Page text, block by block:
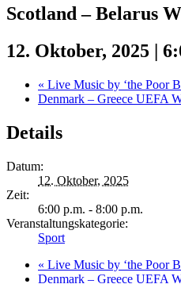
Scotland – Belarus
12. Oktober, 2025 |
« Live Music by ‘the Poor
Denmark – Greece UEFA
Details
Datum:
12. Oktober, 2025
Zeit:
6:00 p.m. - 8:00 p.m.
Veranstaltungskategorie:
Sport
« Live Music by ‘the Poor
Denmark – Greece UEFA